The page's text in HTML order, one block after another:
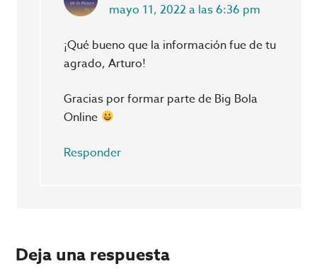
mayo 11, 2022 a las 6:36 pm
¡Qué bueno que la información fue de tu
agrado, Arturo!
Gracias por formar parte de Big Bola
Online
Responder
Deja una respuesta